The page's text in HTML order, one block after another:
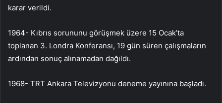
karar verildi.
1964- Kıbrıs sorununu görüşmek üzere 15 Ocak’ta
toplanan 3. Londra Konferansı, 19 gün süren çalışmaların
ardından sonuç alınamadan dağıldı.
1968- TRT Ankara Televizyonu deneme yayınına başladı.